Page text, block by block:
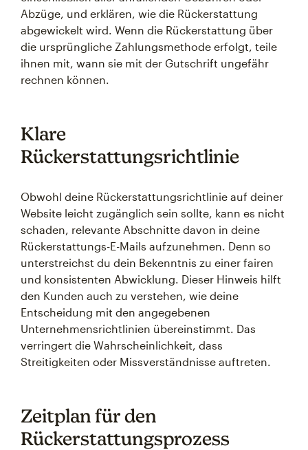
Abzüge, und erklären, wie die Rückerstattung
abgewickelt wird. Wenn die Rückerstattung über
die ursprüngliche Zahlungsmethode erfolgt, teile
ihnen mit, wann sie mit der Gutschrift ungefähr
rechnen können.
Klare
Rückerstattungsrichtlinie
Obwohl deine Rückerstattungsrichtlinie auf deiner
Website leicht zugänglich sein sollte, kann es nicht
schaden, relevante Abschnitte davon in deine
Rückerstattungs-E-Mails aufzunehmen. Denn so
unterstreichst du dein Bekenntnis zu einer fairen
und konsistenten Abwicklung. Dieser Hinweis hilft
den Kunden auch zu verstehen, wie deine
Entscheidung mit den angegebenen
Unternehmensrichtlinien übereinstimmt. Das
verringert die Wahrscheinlichkeit, dass
Streitigkeiten oder Missverständnisse auftreten.
Zeitplan für den
Rückerstattungsprozess